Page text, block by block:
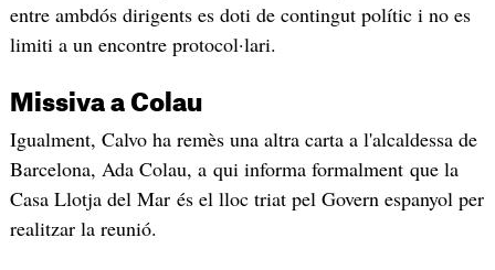
entre ambdós dirigents es doti de contingut polític i no es
limiti a un encontre protocol·lari.
Missiva a Colau
Igualment, Calvo ha remès una altra carta a l'alcaldessa de
Barcelona, Ada Colau, a qui informa formalment que la
Casa Llotja del Mar és el lloc triat pel Govern espanyol per
realitzar la reunió.